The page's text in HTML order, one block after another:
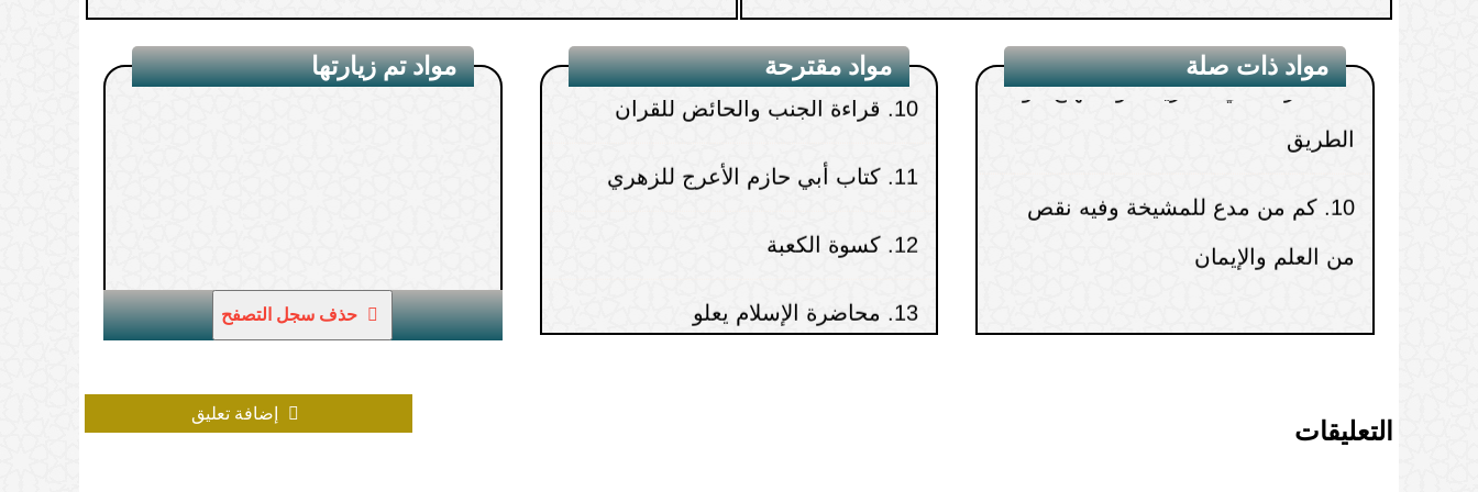
مواد ذات صلة
الطريق
10. كم من مدع للمشيخة وفيه نقص
من العلم والإيمان
مواد مقترحة
10. قراءة الجنب والحائض للقرآن
11. كتاب أبي حازم الأعرج للزهري
12. كسوة الكعبة
13. محاضرة الإسلام يعلو
14. محاضرة لماذا نتعلم
مواد تم زيارتها
حذف سجل التصفح
التعليقات
إضافة تعليق